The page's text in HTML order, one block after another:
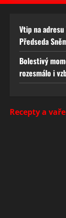
Vtip na
Předseda
Bolestivý
rozesmálo i
Recepty a